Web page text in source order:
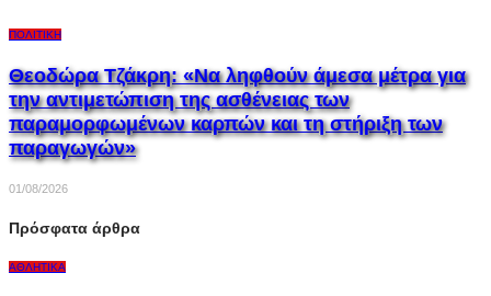
ΠΟΛΙΤΙΚΉ
Θεοδώρα Τζάκρη: «Να ληφθούν άμεσα μέτρα για
την αντιμετώπιση της ασθένειας των
παραμορφωμένων καρπών και τη στήριξη των
παραγωγών»
01/08/2026
Πρόσφατα άρθρα
ΑΘΛΗΤΙΚΆ